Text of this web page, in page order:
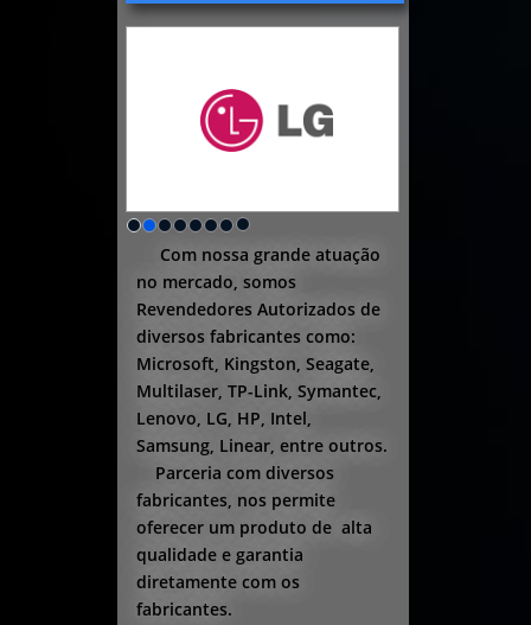
Com nossa grande atuação
no mercado, somos
Revendedores Autorizados de
diversos fabricantes como:
Microsoft, Kingston, Seagate,
Multilaser, TP-Link, Symantec,
Lenovo, LG, HP, Intel,
Samsung, Linear, entre outros.
Parceria com diversos
fabricantes, nos permite
oferecer um produto de alta
qualidade e garantia
diretamente com os
fabricantes.